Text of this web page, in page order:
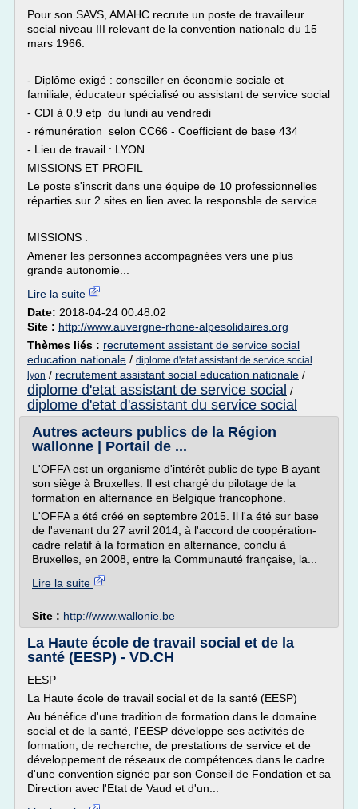
Pour son SAVS, AMAHC recrute un poste de travailleur
social niveau III relevant de la convention nationale du 15
mars 1966.
- Diplôme exigé : conseiller en économie sociale et
familiale, éducateur spécialisé ou assistant de service social
- CDI à 0.9 etp du lundi au vendredi
- rémunération selon CC66 - Coefficient de base 434
- Lieu de travail : LYON
MISSIONS ET PROFIL
Le poste s'inscrit dans une équipe de 10 professionnelles
réparties sur 2 sites en lien avec la responsble de service.
MISSIONS :
Amener les personnes accompagnées vers une plus
grande autonomie...
Lire la suite
Date: 2018-04-24 00:48:02
Site : http://www.auvergne-rhone-alpesolidaires.org
Thèmes liés : recrutement assistant de service social
education nationale / diplome d'etat assistant de service social
lyon / recrutement assistant social education nationale /
diplome d'etat assistant de service social /
diplome d'etat d'assistant du service social
Autres acteurs publics de la Région
wallonne | Portail de ...
L'OFFA est un organisme d'intérêt public de type B ayant
son siège à Bruxelles. Il est chargé du pilotage de la
formation en alternance en Belgique francophone.
L'OFFA a été créé en septembre 2015. Il l'a été sur base
de l'avenant du 27 avril 2014, à l'accord de coopération-
cadre relatif à la formation en alternance, conclu à
Bruxelles, en 2008, entre la Communauté française, la...
Lire la suite
Site : http://www.wallonie.be
La Haute école de travail social et de la
santé (EESP) - VD.CH
EESP
La Haute école de travail social et de la santé (EESP)
Au bénéfice d'une tradition de formation dans le domaine
social et de la santé, l'EESP développe ses activités de
formation, de recherche, de prestations de service et de
développement de réseaux de compétences dans le cadre
d'une convention signée par son Conseil de Fondation et sa
Direction avec l'Etat de Vaud et d'un...